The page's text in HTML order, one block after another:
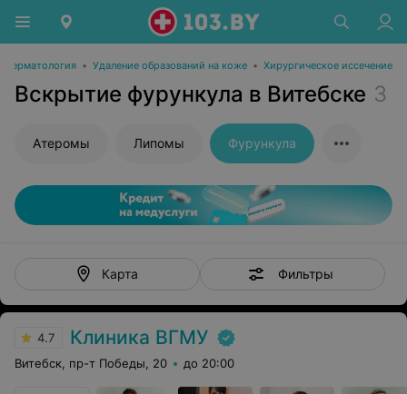
Дерматология • Удаление образований на коже • Хирургическое иссечение
Вскрытие фурункула в Витебске 3
Атеромы Липомы Фурункула
Карта Фильтры
4.7 Клиника ВГМУ
Витебск, пр-т Победы, 20 до 20:00